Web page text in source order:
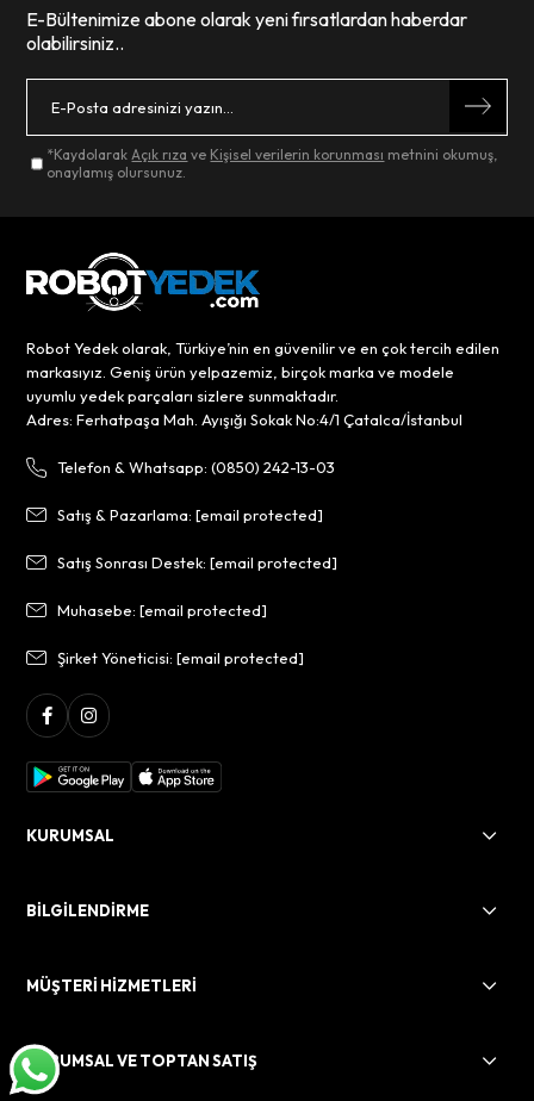
E-Bültenimize abone olarak yeni fırsatlardan haberdar
olabilirsiniz..
*KaydolarakAçık rıza ve Kişisel verilerin korunması metnini okumuş,
onaylamış olursunuz.
Robot Yedek olarak, Türkiye’nin en güvenilir ve en çok tercih edilen
markasıyız. Geniş ürün yelpazemiz, birçok marka ve modele
uyumlu yedek parçaları sizlere sunmaktadır.
Adres: Ferhatpaşa Mah. Ayışığı Sokak No:4/1 Çatalca/İstanbul
Telefon & Whatsapp: (0850) 242-13-03
Satış & Pazarlama:[email protected]
Satış Sonrası Destek:[email protected]
Muhasebe:[email protected]
Şirket Yöneticisi:[email protected]
KURUMSAL
BİLGİLENDİRME
MÜŞTERİ HİZMETLERİ
KURUMSAL VE TOPTAN SATIŞ